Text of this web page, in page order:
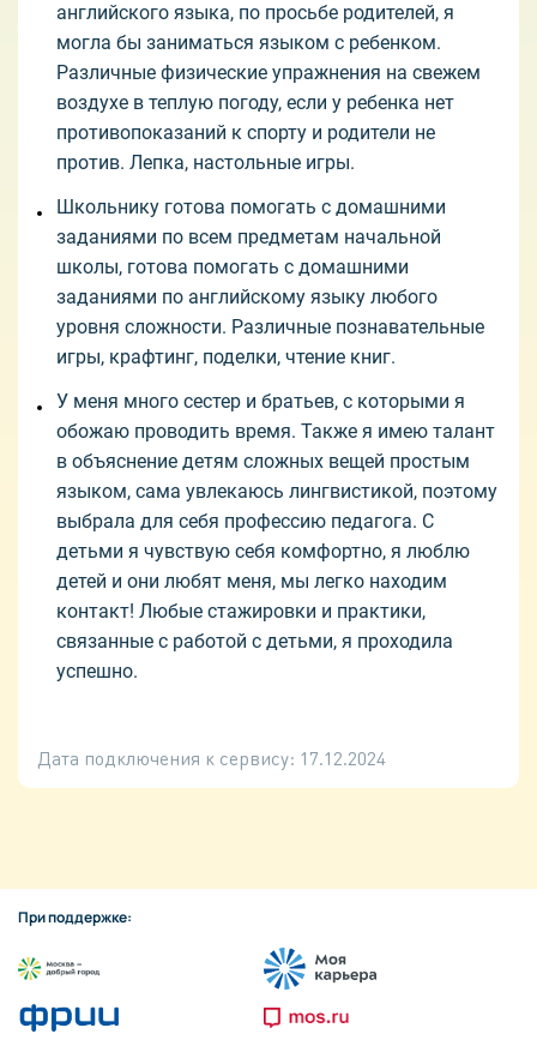
английского языка, по просьбе родителей, я
могла бы заниматься языком с ребенком.
Различные физические упражнения на свежем
воздухе в теплую погоду, если у ребенка нет
противопоказаний к спорту и родители не
против. Лепка, настольные игры.
Школьнику готова помогать с домашними
заданиями по всем предметам начальной
школы, готова помогать с домашними
заданиями по английскому языку любого
уровня сложности. Различные познавательные
игры, крафтинг, поделки, чтение книг.
У меня много сестер и братьев, с которыми я
обожаю проводить время. Также я имею талант
в объяснение детям сложных вещей простым
языком, сама увлекаюсь лингвистикой, поэтому
выбрала для себя профессию педагога. С
детьми я чувствую себя комфортно, я люблю
детей и они любят меня, мы легко находим
контакт! Любые стажировки и практики,
связанные с работой с детьми, я проходила
успешно.
Дата подключения к сервису: 17.12.2024
При поддержке: